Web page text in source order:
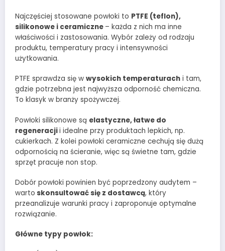
Najczęściej stosowane powłoki to PTFE (teflon),
silikonowe i ceramiczne – każda z nich ma inne
właściwości i zastosowania. Wybór zależy od rodzaju
produktu, temperatury pracy i intensywności
użytkowania.
PTFE sprawdza się w wysokich temperaturach i tam,
gdzie potrzebna jest najwyższa odporność chemiczna.
To klasyk w branży spożywczej.
Powłoki silikonowe są elastyczne, łatwe do
regeneracjii idealne przy produktach lepkich, np.
cukierkach. Z kolei powłoki ceramiczne cechują się dużą
odpornością na ścieranie, więc są świetne tam, gdzie
sprzęt pracuje non stop.
Dobór powłoki powinien być poprzedzony audytem –
warto skonsultować się z dostawcą, który
przeanalizuje warunki pracy i zaproponuje optymalne
rozwiązanie.
Główne typy powłok: